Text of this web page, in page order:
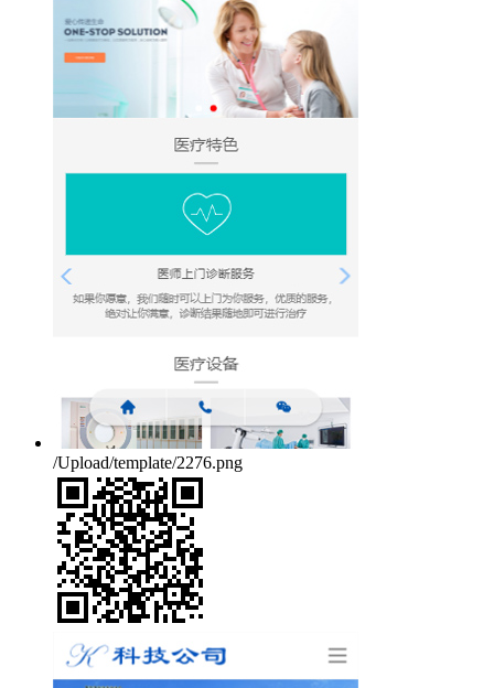
/Upload/template/2276.png